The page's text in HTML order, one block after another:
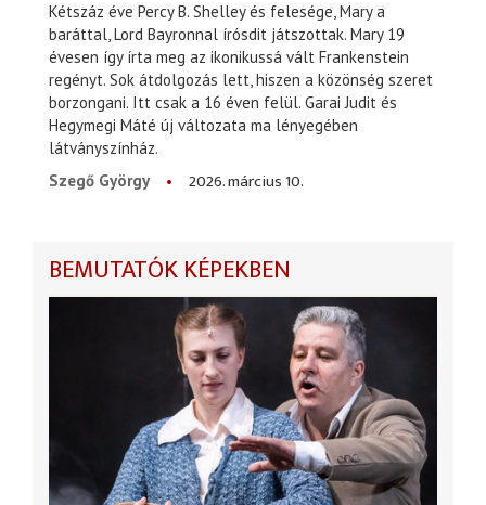
Kétszáz éve Percy B. Shelley és felesége, Mary a
baráttal, Lord Bayronnal írósdit játszottak. Mary 19
évesen így írta meg az ikonikussá vált Frankenstein
regényt. Sok átdolgozás lett, hiszen a közönség szeret
borzongani. Itt csak a 16 éven felül. Garai Judit és
Hegymegi Máté új változata ma lényegében
látványszínház.
Szegő György
2026. március 10.
BEMUTATÓK KÉPEKBEN